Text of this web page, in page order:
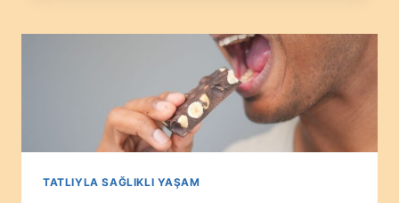
GERÇEKTEN
MI?
TATLIYLA SAĞLIKLI YAŞAM